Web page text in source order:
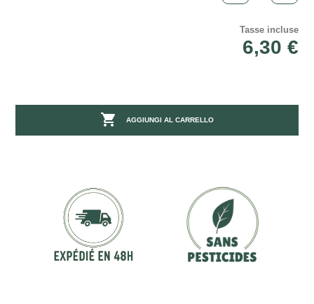
Tasse incluse
6,30 €
 AGGIUNGI AL CARRELLO